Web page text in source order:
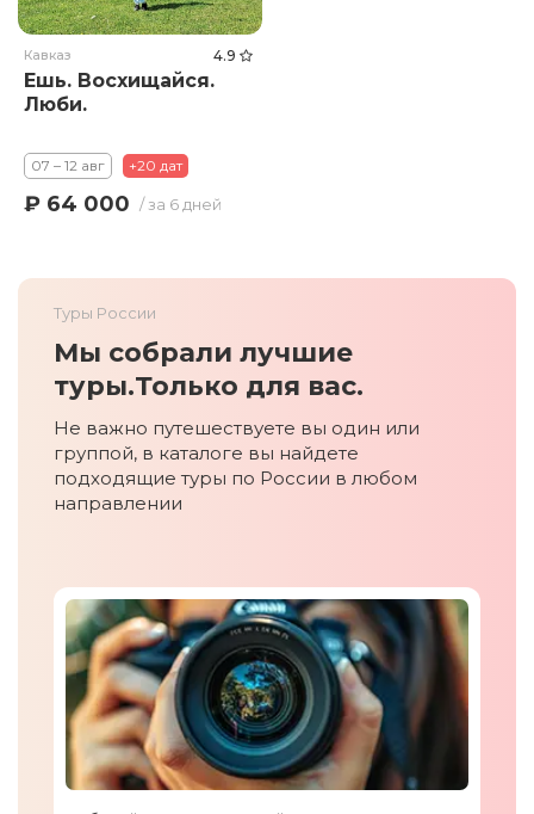
Кавказ 4.9
Ешь. Восхищайся.
Люби.
07 – 12 авг +20 дат
₽ 64 000 / за 6 дней
Туры России
Мы собрали лучшие
туры.Только для вас.
Не важно путешествуете вы один или
группой, в каталоге вы найдете
подходящие туры по России в любом
направлении